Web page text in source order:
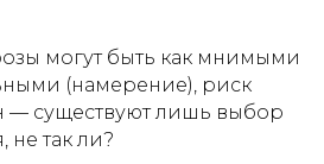
могут быть как мнимыми
(намерение), риск
— существуют лишь выбор
не так ли?